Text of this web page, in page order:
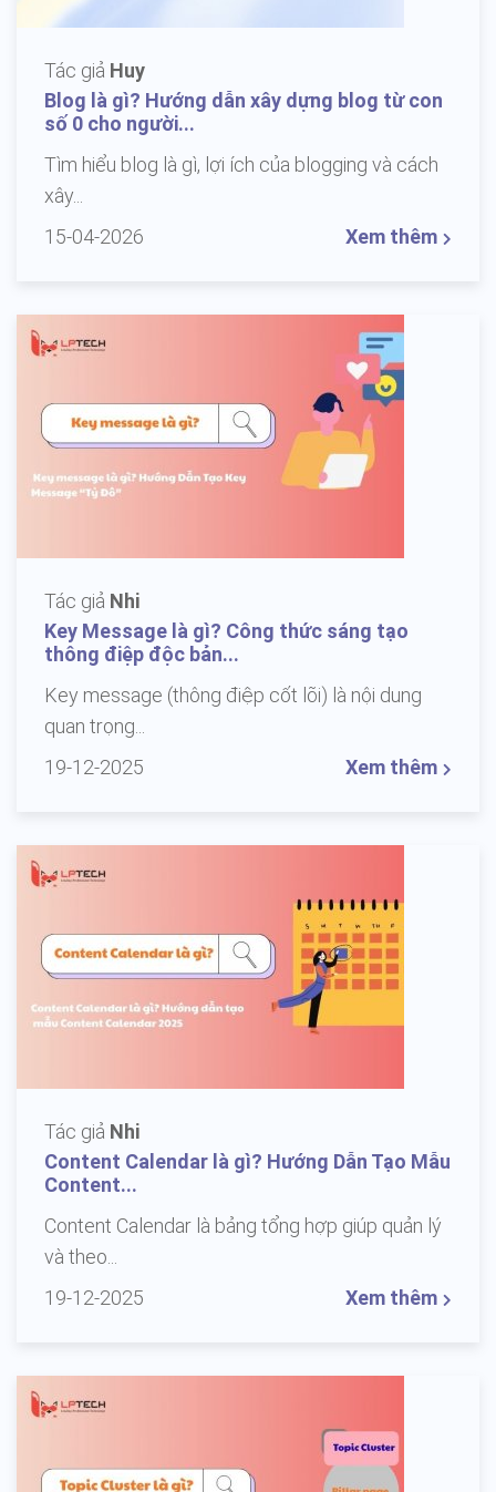
Tác giả Huy
Blog là gì? Hướng dẫn xây dựng blog từ con
số 0 cho người...
Tìm hiểu blog là gì, lợi ích của blogging và cách
xây...
15-04-2026
Xem thêm
Tác giả Nhi
Key Message là gì? Công thức sáng tạo
thông điệp độc bản...
Key message (thông điệp cốt lõi) là nội dung
quan trọng...
19-12-2025
Xem thêm
Tác giả Nhi
Content Calendar là gì? Hướng Dẫn Tạo Mẫu
Content...
Content Calendar là bảng tổng hợp giúp quản lý
và theo...
19-12-2025
Xem thêm